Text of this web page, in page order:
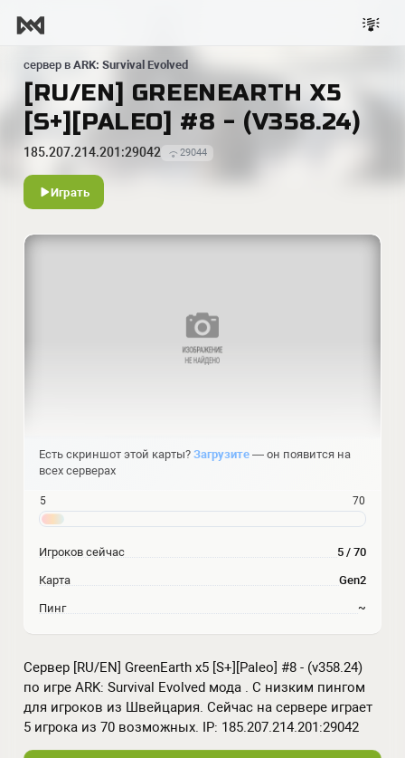
сервер в ARK: Survival Evolved
[RU/EN] GREENEARTH X5
[S+][PALEO] #8 - (V358.24)
185.207.214.201:29042 29044
Играть
Сервер [RU/EN] GreenEarth x5 [S+][Paleo] #8 - (v358.24)
по игре ARK: Survival Evolved мода . С низким пингом
для игроков из Швейцария. Сейчас на сервере играет
5 игрока из 70 возможных. IP: 185.207.214.201:29042
Есть скриншот этой карты? Загрузите — он появится на
всех серверах
5 70
Игроков сейчас 5 / 70
Карта Gen2
Пинг ~